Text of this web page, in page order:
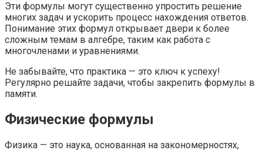
Эти формулы могут существенно упростить решение
многих задач и ускорить процесс нахождения ответов.
Понимание этих формул открывает двери к более
сложным темам в алгебре, таким как работа с
многочленами и уравнениями.
Не забывайте, что практика — это ключ к успеху!
Регулярно решайте задачи, чтобы закрепить формулы в
памяти.
Физические формулы
Физика — это наука, основанная на закономерностях,